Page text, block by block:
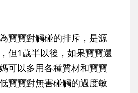
寶寶對觸碰的排斥，是源
但1歲半以後，如果寶寶還
可以多用各種質材和寶寶
寶寶對無害碰觸的過度敏